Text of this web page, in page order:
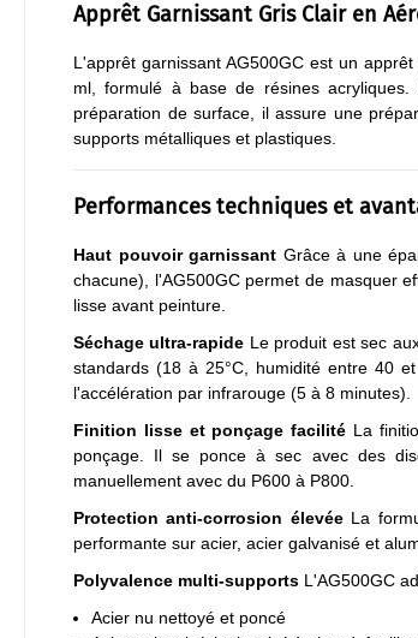
Apprêt Garnissant Gris Clair en
L'apprêt garnissant AG500GC est un
ml, formulé à base de résines
préparation de surface, il assure une
supports métalliques et plastiques.
Performances techniques et
Haut pouvoir garnissant Grâce à une
chacune), l'AG500GC permet de masquer
lisse avant peinture.
Séchage ultra-rapide Le produit est sec
standards (18 à 25°C, humidité entre 40
l'accélération par infrarouge (5 à 8 minutes).
Finition lisse et ponçage facilité La
ponçage. Il se ponce à sec avec des
manuellement avec du P600 à P800.
Protection anti-corrosion élevéeLa
performante sur acier, acier galvanisé et
Polyvalence multi-supports L'AG500GC
Acier nu nettoyé et poncé